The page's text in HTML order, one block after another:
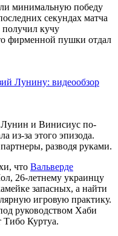
минимальную победу
секундах матча
кучу
фирменной пушки отдал
Лунину: видеообзор
Лунин и Винисиус по-
из-за этого эпизода.
разводя руками.
что Вальверде
26-летнему украинцу
запасных, а найти
игровую практику.
руководством Хаби
Тибо Куртуа.